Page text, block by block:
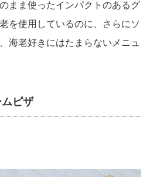
まま使ったインパクトのあるグ
を使用しているのに、さらにソ
海老好きにはたまらないメニュ
ピザ